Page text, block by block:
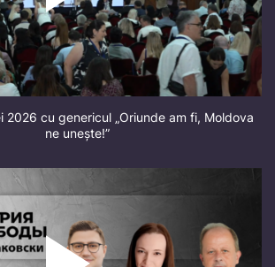
2026 cu genericul „Oriunde am fi, Moldova
ne unește!”